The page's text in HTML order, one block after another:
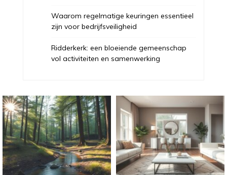
Waarom regelmatige keuringen essentieel
zijn voor bedrijfsveiligheid
Ridderkerk: een bloeiende gemeenschap
vol activiteiten en samenwerking